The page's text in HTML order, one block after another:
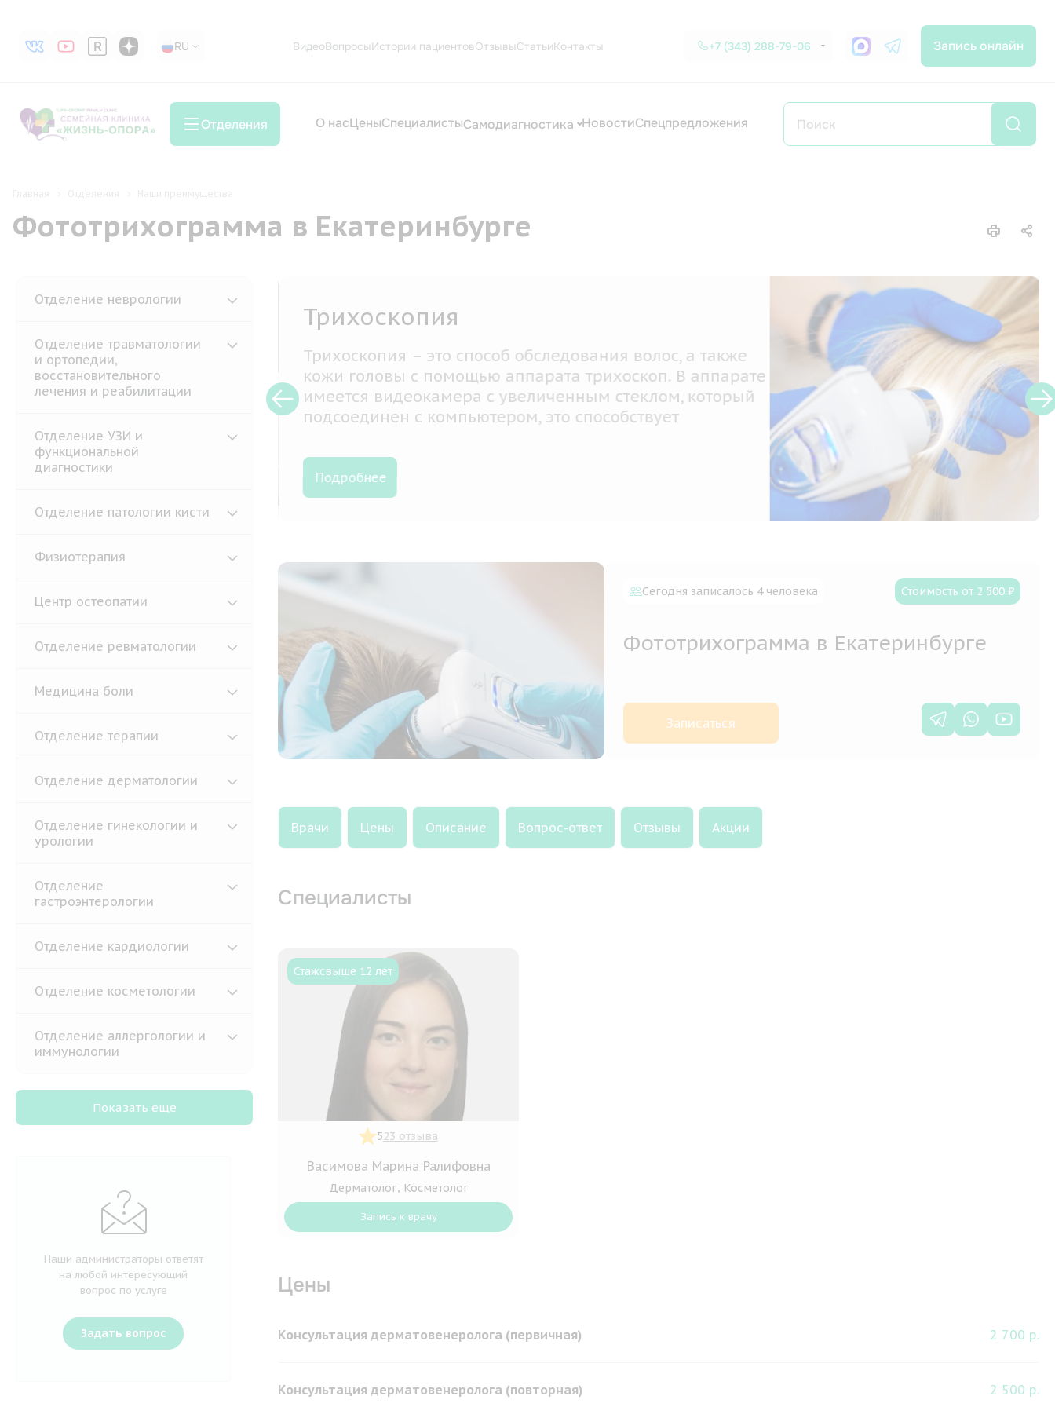
RU
RU ВидеоВопросыИстории пациентовОтзывыСтатьиКонтакты +7 (343) 288-79-06 Запись онлайн
Отделения О насЦеныСпециалистыСамодиагностика НовостиСпецпредложения
Фототрихограмма в Екатеринбурге
Отделение неврологии
Отделение травматологии
и ортопедии,
восстановительного
лечения и реабилитации
Отделение УЗИ и
функциональной
диагностики
Отделение патологии кисти
Физиотерапия
Центр остеопатии
Отделение ревматологии
Медицина боли
Отделение терапии
Отделение дерматологии
Отделение гинекологии и
урологии
Отделение
гастроэнтерологии
Отделение кардиологии
Отделение косметологии
Отделение аллергологии и
иммунологии
Показать еще
Наши администраторы ответят
на любой интересующий
вопрос по услуге
Задать вопрос
Трихоскопия
Трихоскопия – это способ обследования волос, а также
кожи головы с помощью аппарата трихоскоп. В аппарате
имеется видеокамера с увеличенным стеклом, который
подсоединен с компьютером, это способствует
волос, а также дать достоверное заключение
специалиста.
Подробнее
Сегодня записалось 4 человека Стоимость от 2 500 ₽
Фототрихограмма в Екатеринбурге
Записаться
Врачи Цены Описание Вопрос-ответ Отзывы Акции
Специалисты
Стажсвыше 12 лет
523 отзыва
Васимова Марина Ралифовна
Дерматолог, Косметолог
Запись к врачу
Цены
2 700 р.
Консультация дерматовенеролога (первичная)
2 500 р.
Консультация дерматовенеролога (повторная)